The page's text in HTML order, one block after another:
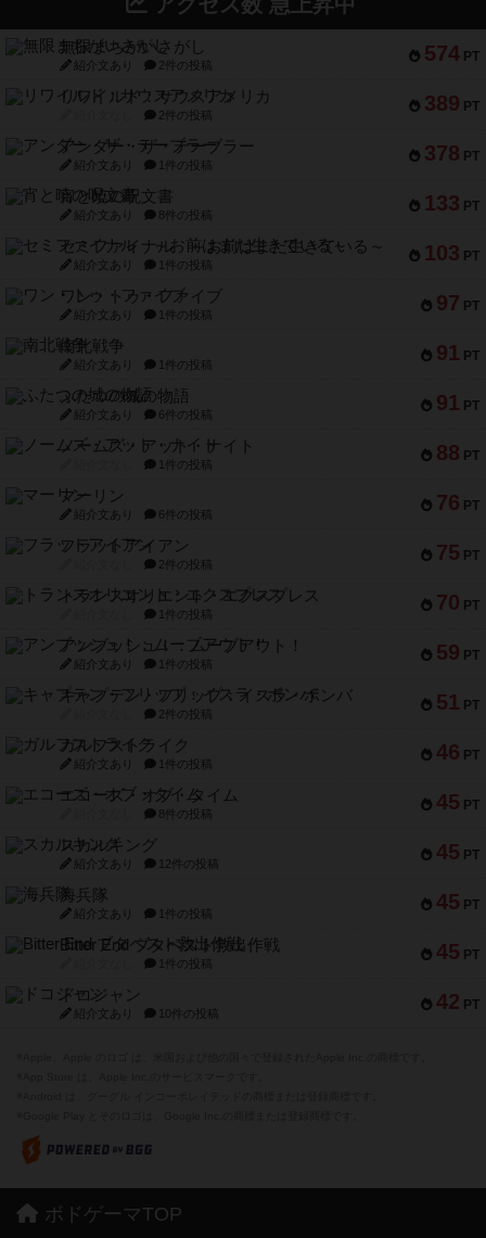
アクセス数 急上昇中
574 PT
無限まちがいさがし
紹介文あり 2件の投稿
389 PT
リワイルド：サウスアメリカ
2件の投稿
378 PT
アンダー・ザ・テーブラー
紹介文あり 1件の投稿
133 PT
宵と暁の呪文書
紹介文あり 8件の投稿
103 PT
セミファイナル ～お前はまだ生きている～
紹介文あり 1件の投稿
97 PT
ワン・トゥ・ファイブ
紹介文あり 1件の投稿
91 PT
南北戦争
紹介文あり 1件の投稿
91 PT
ふたつの城の物語
紹介文あり 6件の投稿
88 PT
ノームズ・アット・ナイト
1件の投稿
76 PT
マーリン
紹介文あり 6件の投稿
75 PT
フラットアイアン
2件の投稿
70 PT
トランスオリエント・エクスプレス
1件の投稿
59 PT
アンブッシュ！：ムーブアウト！
紹介文あり 1件の投稿
51 PT
キャプテン・フリップ：イスラ・ボンバ
2件の投稿
46 PT
ガルフストライク
紹介文あり 1件の投稿
45 PT
エコーズ・オブ・タイム
8件の投稿
45 PT
スカルキング
紹介文あり 12件の投稿
45 PT
海兵隊
紹介文あり 1件の投稿
45 PT
Bitter End ブタペスト救出作戦
1件の投稿
42 PT
ドコジャン
紹介文あり 10件の投稿
ボドゲーマTOP